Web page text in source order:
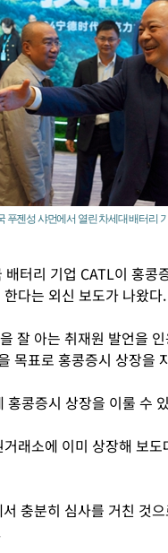
푸젠성 샤먼에서 열린 차세대 배터리
터리 기업 CATL이 홍콩
다는 외신 보도가 나왔다.
잘 아는 취재원 발언을
목표로 홍콩증시 상장을
홍콩증시 상장을 이룰 수
래소에 이미 상장해 보
충분히 심사를 거친 것